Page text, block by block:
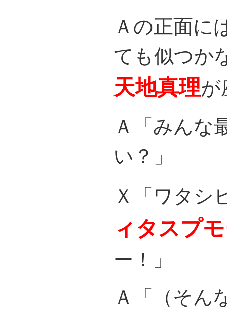
Ａの正面に
ても似つか
天地真理が
Ａ「みんな
い？」
Ｘ「ワタシ
ィタスプ
ー！」
Ａ「（そん